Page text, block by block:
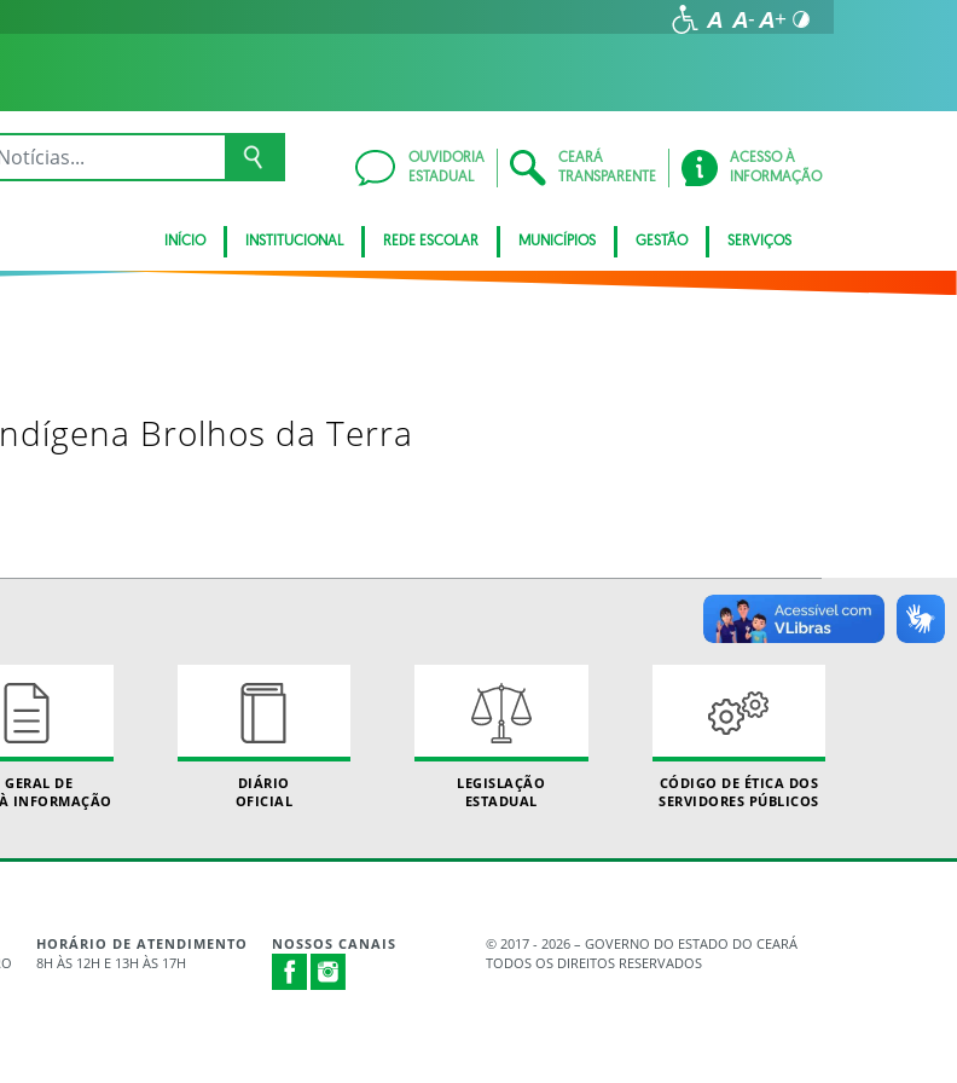
OUVIDORIA
ESTADUAL
CEARÁ
TRANSPARENTE
ACESSO À
INFORMAÇÃO
INÍCIO INSTITUCIONAL REDE ESCOLAR MUNICÍPIOS GESTÃO SERVIÇOS
Brolhos da Terra
GERAL DE
INFORMAÇÃO
DIÁRIO
OFICIAL
LEGISLAÇÃO
ESTADUAL
CÓDIGO DE ÉTICA DOS
SERVIDORES PÚBLICOS
HORÁRIO DE ATENDIMENTO
8H ÀS 12H E 13H ÀS 17H
NOSSOS CANAIS
© 2017 - 2026 – GOVERNO DO ESTADO DO CEARÁ
TODOS OS DIREITOS RESERVADOS